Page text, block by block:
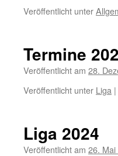
Veröffentlicht unter
Termine
Veröffentlicht am 28.
Veröffentlicht unter Liga |
Liga 2024
Veröffentlicht am 26.